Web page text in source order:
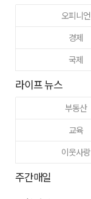
오피니언
경제
국제
라이프 뉴스
부동산
교육
이웃사랑
주간매일